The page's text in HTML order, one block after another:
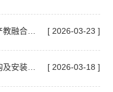
[ 2026-03-23 ]
[ 2026-03-18 ]